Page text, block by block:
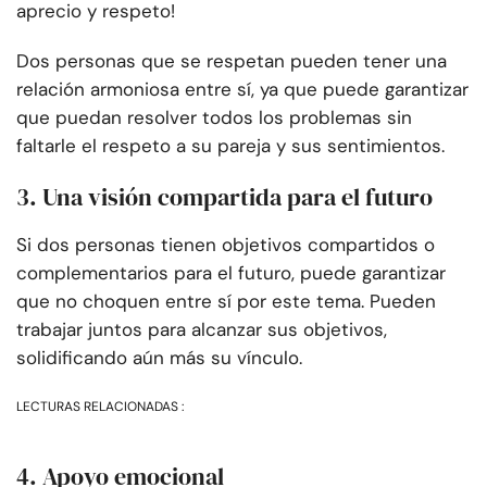
aprecio y respeto!
Dos personas que se respetan pueden tener una
relación armoniosa entre sí, ya que puede garantizar
que puedan resolver todos los problemas sin
faltarle el respeto a su pareja y sus sentimientos.
3. Una visión compartida para el futuro
Si dos personas tienen objetivos compartidos o
complementarios para el futuro, puede garantizar
que no choquen entre sí por este tema. Pueden
trabajar juntos para alcanzar sus objetivos,
solidificando aún más su vínculo.
LECTURAS RELACIONADAS :
4. Apoyo emocional